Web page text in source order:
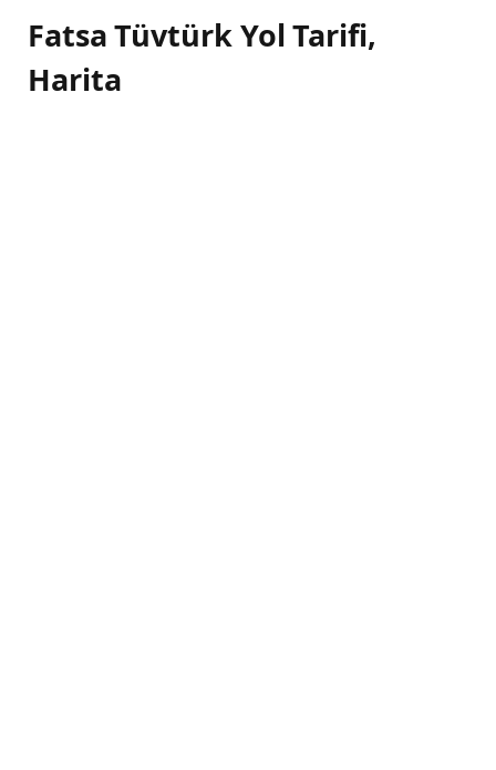
Fatsa Tüvtürk Yol Tarifi,
Harita